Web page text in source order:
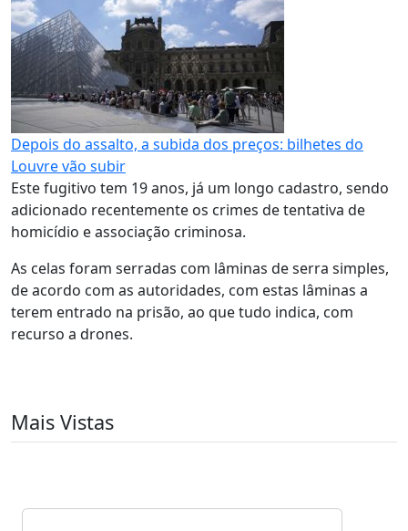
Depois do assalto, a subida dos preços: bilhetes do
Louvre vão subir
Este fugitivo tem 19 anos, já um longo cadastro, sendo
adicionado recentemente os crimes de tentativa de
homicídio e associação criminosa.
As celas foram serradas com lâminas de serra simples,
de acordo com as autoridades, com estas lâminas a
terem entrado na prisão, ao que tudo indica, com
recurso a drones.
Mais Vistas